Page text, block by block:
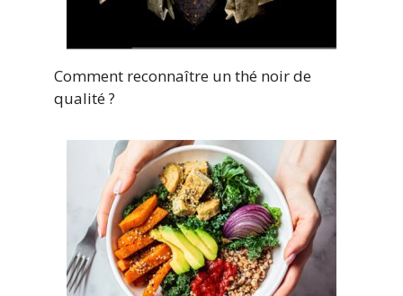
Comment reconnaître un thé noir de
qualité ?